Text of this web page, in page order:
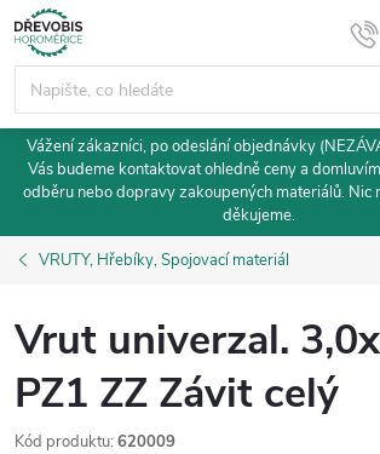
Přejít
na
obsah
Vážení zákazníci, po odeslání objednávky
Vás budeme kontaktovat ohledně ceny a
odběru nebo dopravy zakoupených materiálů. Nic
děkujeme.
VRUTY, Hřebíky, Spojovací materiál
Vrut univerzal.
PZ1 ZZ Závit celý
Kód produktu: 620009